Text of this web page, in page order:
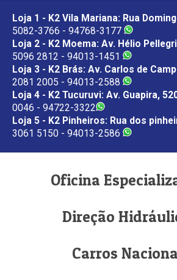
Loja 1 - K2 Vila Mariana: Rua
5082-3766 - 94768-3177
Loja 2 - K2 Moema: Av. Hélio
5096 2812 - 94013-1451
Loja 3 - K2 Brás: Av. Carlos de
2081 2005 - 94013-2588
Loja 4 - K2 Tucuruvi: Av. Guapira,
0046 - 94722-3322
Loja 5 - K2 Pinheiros: Rua dos
3061 5150 - 94013-2586
Oficina
Direção
Carros